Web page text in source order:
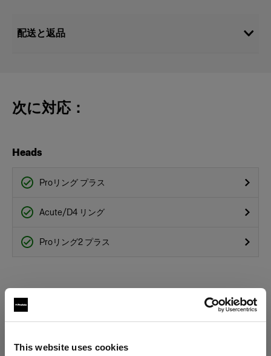
This website uses cookies
配送と返品
次に対応：
Heads
Proリング プラス
Acute/D4 リング
Proリング2 プラス